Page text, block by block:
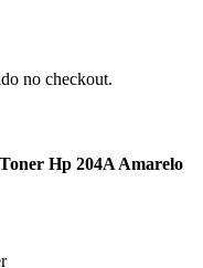
no checkout.
Hp 204A Amarelo